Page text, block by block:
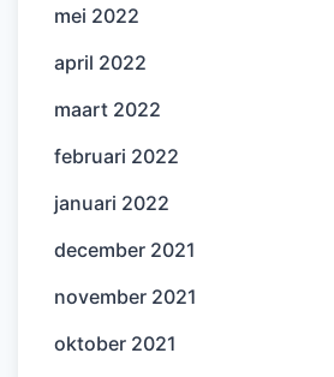
mei 2022
april 2022
maart 2022
februari 2022
januari 2022
december 2021
november 2021
oktober 2021